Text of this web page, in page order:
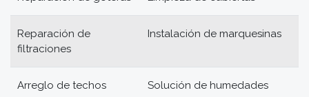
Reparación de
filtraciones
Instalación de marquesinas
Arreglo de techos Solución de humedades